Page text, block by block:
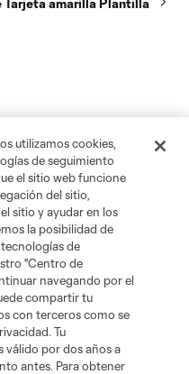
Tarjeta amarilla Plantilla
utilizamos cookies,
de seguimiento
el sitio web funcione
del sitio,
sitio y ayudar en los
la posibilidad de
de
"Centro de
navegando por el
compartir tu
con terceros como se
Tu
por dos años a
antes. Para obtener